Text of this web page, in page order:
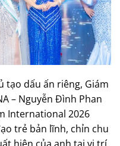
tạo dấu ấn riêng, Giám
– Nguyễn Đình Phan
International 2026
trẻ bản lĩnh, chỉn chu